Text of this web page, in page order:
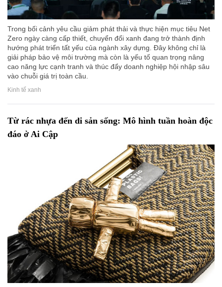
Trong bối cảnh yêu cầu giảm phát thải và thực hiện mục tiêu Net
Zero ngày càng cấp thiết, chuyển đổi xanh đang trở thành định
hướng phát triển tất yếu của ngành xây dựng. Đây không chỉ là
giải pháp bảo vệ môi trường mà còn là yếu tố quan trọng nâng
cao năng lực cạnh tranh và thúc đẩy doanh nghiệp hội nhập sâu
vào chuỗi giá trị toàn cầu.
Kinh tế xanh
Từ rác nhựa đến di sản sống: Mô hình tuần hoàn độc
đáo ở Ai Cập